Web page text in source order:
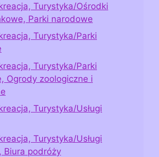
Turystyka/Ośrodki
Parki narodowe
Turystyka/Parki
Turystyka/Parki
Ogrody zoologiczne i
Turystyka/Usługi
Turystyka/Usługi
Biura podróży